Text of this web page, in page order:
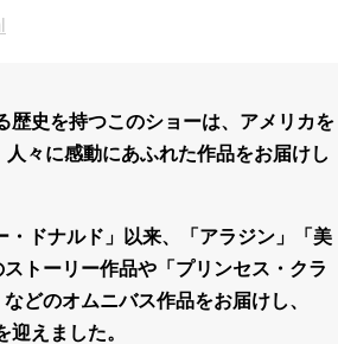
歴史を持つこのショーは、アメリカを
々に感動にあふれた作品をお届けし
・ドナルド」以来、「アラジン」「美
トーリー作品や「プリンセス・クラ
どのオムニバス作品をお届けし、
えました。